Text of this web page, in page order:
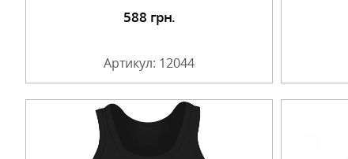
588 грн.
Артикул: 12044
Подробнее